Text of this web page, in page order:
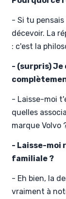
- Si tu
décevoir. La
: c'est la
- (surpris) Je
- Laisse-moi
quelles
marque Volvo
- Laisse-moi
familiale ?
- Eh bien, la
vraiment à